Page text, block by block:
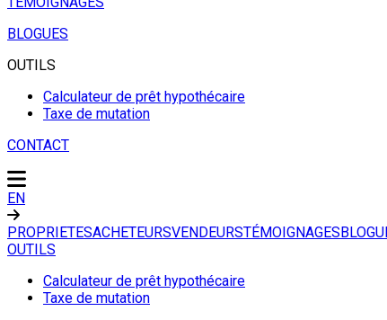
BLOGUES
OUTILS
Calculateur de prêt hypothécaire
Taxe de mutation
CONTACT
EN
PROPRIETESACHETEURSVENDEURSTÉMOIGNAGES
OUTILS
Calculateur de prêt hypothécaire
Taxe de mutation